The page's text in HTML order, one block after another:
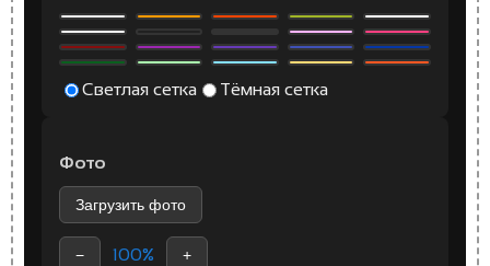
Светлая сетка Тёмная сетка
Фото
Загрузить фото
− 100% +